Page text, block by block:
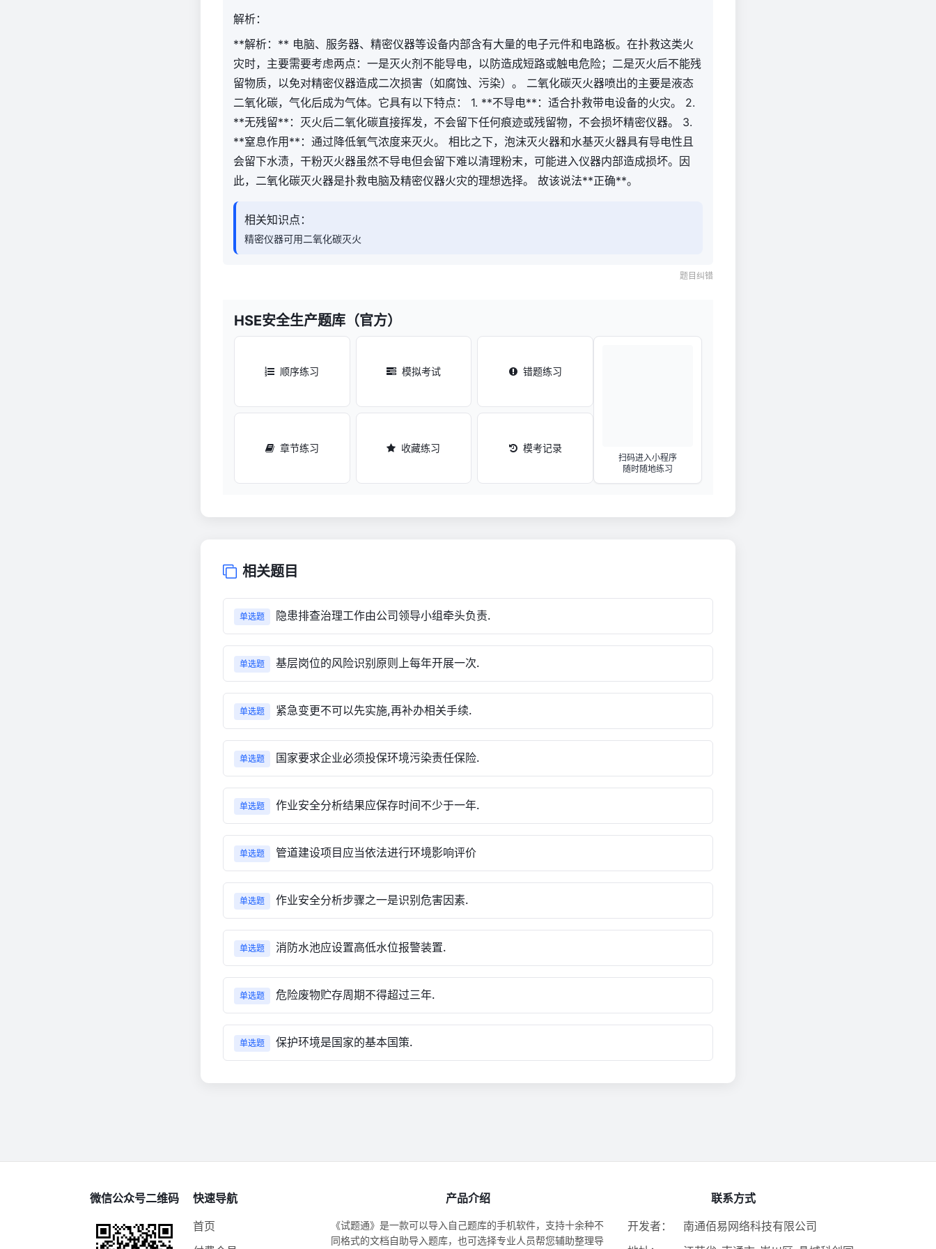
解析：
**解析：** 电脑、服务器、精密仪器等设备内部含有大量的电子元件和电路板。在扑救这类火
灾时，主要需要考虑两点：一是灭火剂不能导电，以防造成短路或触电危险；二是灭火后不能残
留物质，以免对精密仪器造成二次损害（如腐蚀、污染）。 二氧化碳灭火器喷出的主要是液态
二氧化碳，气化后成为气体。它具有以下特点： 1. **不导电**：适合扑救带电设备的火灾。 2.
**无残留**：灭火后二氧化碳直接挥发，不会留下任何痕迹或残留物，不会损坏精密仪器。 3.
**窒息作用**：通过降低氧气浓度来灭火。 相比之下，泡沫灭火器和水基灭火器具有导电性且
会留下水渍，干粉灭火器虽然不导电但会留下难以清理粉末，可能进入仪器内部造成损坏。因
此，二氧化碳灭火器是扑救电脑及精密仪器火灾的理想选择。 故该说法**正确**。
相关知识点：
精密仪器可用二氧化碳灭火
题目纠错
HSE安全生产题库（官方）
顺序练习 模拟考试 错题练习
章节练习 收藏练习 模考记录
扫码进入小程序
随时随地练习
相关题目
单选题 隐患排查治理工作由公司领导小组牵头负责.
单选题 基层岗位的风险识别原则上每年开展一次.
单选题 紧急变更不可以先实施,再补办相关手续.
单选题 国家要求企业必须投保环境污染责任保险.
单选题 作业安全分析结果应保存时间不少于一年.
单选题 管道建设项目应当依法进行环境影响评价
单选题 作业安全分析步骤之一是识别危害因素.
单选题 消防水池应设置高低水位报警装置.
单选题 危险废物贮存周期不得超过三年.
单选题 保护环境是国家的基本国策.
微信公众号二维码
快速导航
首页
产品介绍
《试题通》是一款可以导入自己题库的手机软件，支持十余种不
同格式的文档自助导入题库，也可选择专业人员帮您辅助整理导
联系方式
开发者：
南通佰易网络科技有限公司